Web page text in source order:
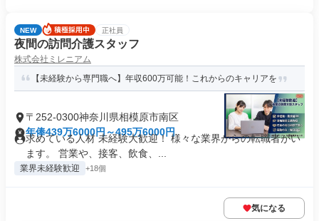
NEW 正社員
夜間の訪問介護スタッフ
株式会社ミレニアム
【未経験から専門職へ】年収600万可能！これからのキャリアを
〒252-0300神奈川県相模原市南区
年俸439万6000円～495万6000円
求めている人材 未経験大歓迎！ 様々な業界からの転職者がい
ます。 営業や、接客、飲食、...
業界未経験歓迎 +18個
気になる